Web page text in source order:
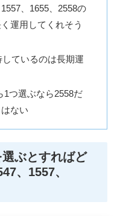
、1655、2558の
運用してくれそう
ているのは長期運
1つ選ぶなら2558だ
ない
ぶとすればど
、1557、